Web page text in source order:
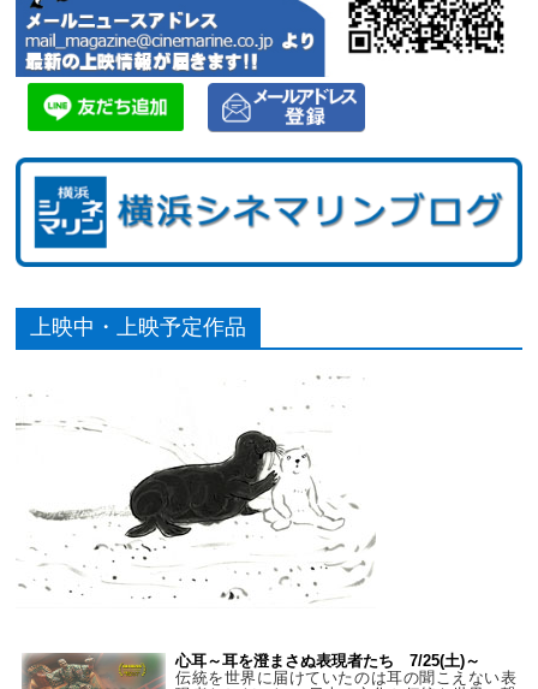
上映中・上映予定作品
心耳～耳を澄まさぬ表現者たち 7/25(土)～
伝統を世界に届けていたのは耳の聞こえない表